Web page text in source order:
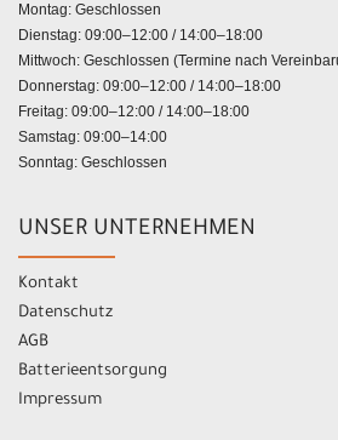
Montag: Geschlossen
Dienstag: 09:00–12:00 / 14:00–18:00
Mittwoch: Geschlossen (Termine nach
Donnerstag: 09:00–12:00 / 14:00–18:00
Freitag: 09:00–12:00 / 14:00–18:00
Samstag: 09:00–14:00
Sonntag: Geschlossen
UNSER UNTERNEHMEN
Kontakt
Datenschutz
AGB
Batterieentsorgung
Impressum